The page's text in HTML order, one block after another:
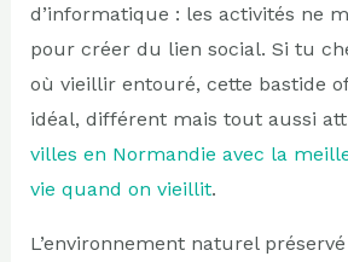
d’informatique : les activités ne
pour créer du lien social. Si tu
où vieillir entouré, cette bastide
idéal, différent mais tout aussi
villes en Normandie avec la
vie quand on vieillit.
L’environnement naturel